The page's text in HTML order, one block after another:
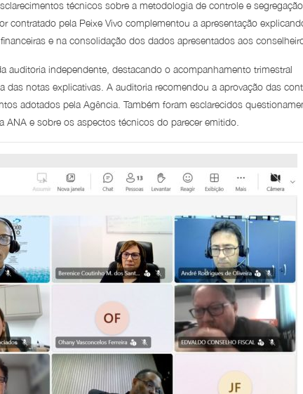
técnicos sobre a metodologia de controle e segregação
contratado pela Peixe Vivo complementou a apresentação
e na consolidação dos dados apresentados aos
auditoria independente, destacando o acompanhamento trimestral
das notas explicativas. A auditoria recomendou a aprovação das
adotados pela Agência. Também foram esclarecidos
e sobre os aspectos técnicos do parecer emitido.